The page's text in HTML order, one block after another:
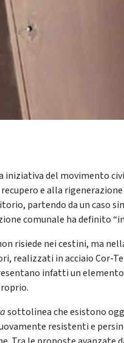
iniziativa del movimento
e alla
partendo da un caso
comunale ha definito
risiede nei cestini, ma
realizzati in acciaio Cor-
infatti un
sottolinea che esistono
resistenti e